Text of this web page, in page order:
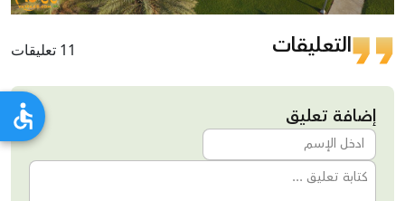
التعليقات 11 تعليقات
إضافة تعليق